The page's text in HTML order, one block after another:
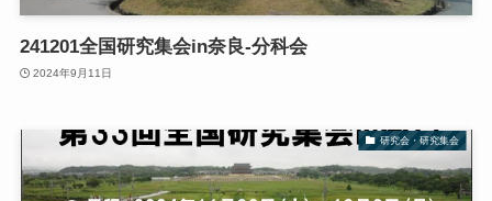
241201全国研究集会in奈良-分科会
2024年9月11日
研究会・研究集会